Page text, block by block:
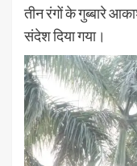
तीन रंगों के गुब्बारे
संदेश दिया गया।